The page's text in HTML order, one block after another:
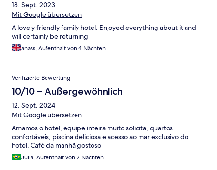
18. Sept. 2023
Mit Google übersetzen
A lovely friendly family hotel. Enjoyed everything about it and
will certainly be returning
anass, Aufenthalt von 4 Nächten
Verifizierte Bewertung
10/10 – Außergewöhnlich
12. Sept. 2024
Mit Google übersetzen
Amamos o hotel, equipe inteira muito solicita, quartos
confortáveis, piscina deliciosa e acesso ao mar exclusivo do
hotel. Café da manhã gostoso
Julia, Aufenthalt von 2 Nächten